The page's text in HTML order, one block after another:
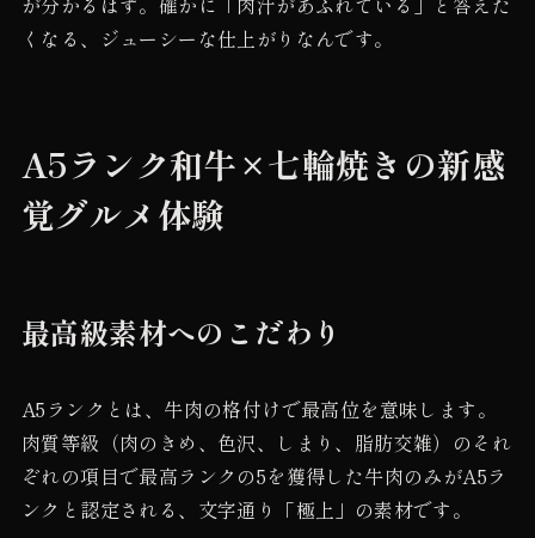
くなる、ジューシーな仕上がりなんです。
A5ランク和牛×七輪焼きの新感
覚グルメ体験
最高級素材へのこだわり
A5ランクとは、牛肉の格付けで最高位を意味します。
肉質等級（肉のきめ、色沢、しまり、脂肪交雑）のそれ
ぞれの項目で最高ランクの5を獲得した牛肉のみがA5ラ
ンクと認定される、文字通り「極上」の素材です。